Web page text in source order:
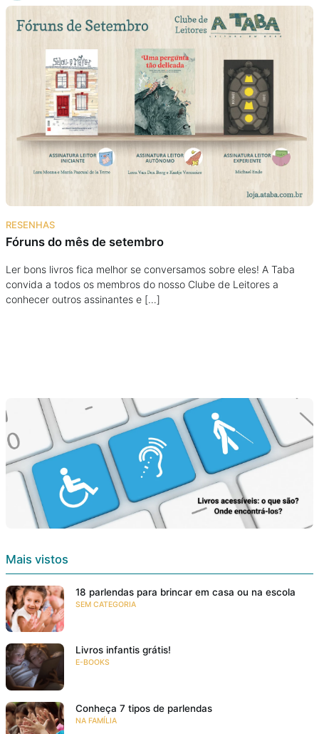
E-Books
Eventos
Podcast
Assine
RESENHAS
Fóruns do mês de setembro
Ler bons livros fica melhor se conversamos sobre eles! A Taba
convida a todos os membros do nosso Clube de Leitores a
conhecer outros assinantes e […]
Mais vistos
18 parlendas para brincar em casa ou na escola
SEM CATEGORIA
Livros infantis grátis!
E-BOOKS
Conheça 7 tipos de parlendas
NA FAMÍLIA